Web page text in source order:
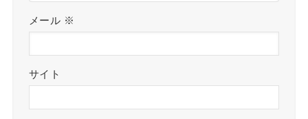
メール ※
サイト